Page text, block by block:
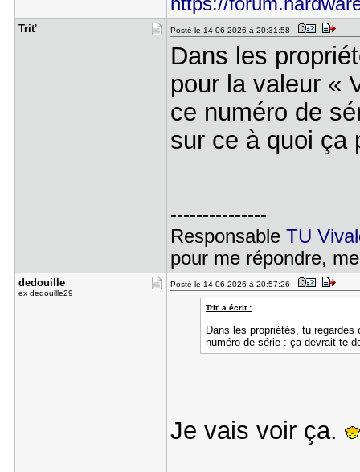
Trit' Posté le 14-06-2026 à 20:31:58
Dans les
pour la valeur «
ce numéro de
sur ce à quoi ça
---------------
Responsable TU
pour me répondre,
dedouille
ex dedouille29
Posté le 14-06-2026 à 20:57:26
Trit' a écrit :
Dans les propriétés, tu
numéro de série : ça devrait te
Je vais voir ça.